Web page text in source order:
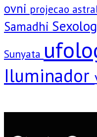
ovni projecao
Samadhi
Sunyata
Iluminador